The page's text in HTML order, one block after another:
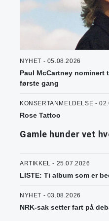
NYHET - 05.08.2026
Paul McCartney
første gang
KONSERTANMELDELSE -
Rose Tattoo
Gamle hunder vet
ARTIKKEL - 25.07.2026
LISTE: Ti album som er
NYHET - 03.08.2026
NRK-sak setter fart på